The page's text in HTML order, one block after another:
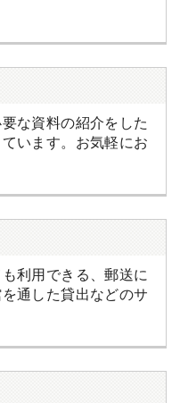
な資料の紹介をした
います。お気軽にお
利用できる、郵送に
通した貸出などのサ